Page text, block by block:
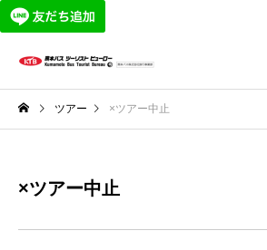
ツアー ×ツアー中止
×ツアー中止